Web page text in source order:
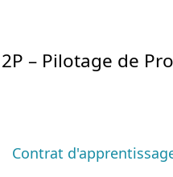
2P – Pilotage de
Contrat